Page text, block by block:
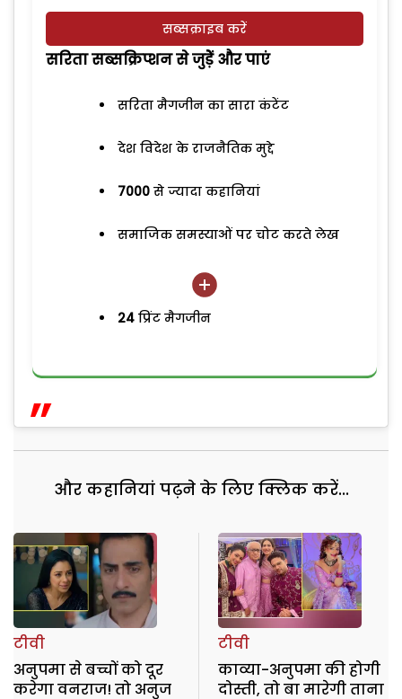
सब्सक्राइब करें
सरिता सब्सक्रिप्शन से जुड़ेें और पाएं
सरिता मैगजीन का सारा कंटेंट
देश विदेश के राजनैतिक मुद्दे
7000से ज्यादा कहानियां
समाजिक समस्याओं पर चोट करते लेख
24प्रिंट मैगजीन
और कहानियां पढ़ने के लिए क्लिक करें...
टीवी
अनुपमा से बच्चों को दूर
करेगा वनराज! तो अनुज
टीवी
काव्या-अनुपमा की होगी
दोस्ती, तो बा मारेगी ताना